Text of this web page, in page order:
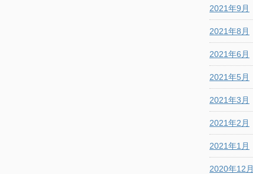
2021年9月
2021年8月
2021年6月
2021年5月
2021年3月
2021年2月
2021年1月
2020年12月